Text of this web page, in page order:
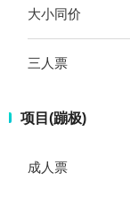
大小同价
三人票
项目(蹦极)
成人票